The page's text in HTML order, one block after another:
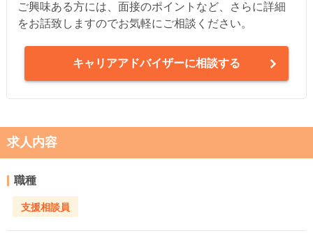
ご興味ある方には、面接のポイントなど、さらに詳細
をお話致しますのでお気軽にご相談ください。
キャリアアドバイザーに相談する
求人内容
職種
支援相談員